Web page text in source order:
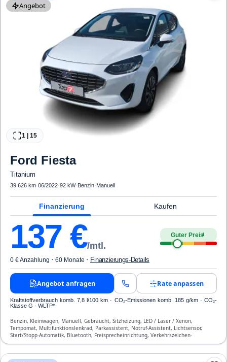
Angebot
1 15
Ford Fiesta
Titanium
39.626 km·06/2022·92 kW· Benzin· Manuell
Finanzierung Kaufen
137 €/mtl.
Guter Preis4
0 € Anzahlung · 60 Monate · Finanzierungs-Details
Angebot anfragen Rate anpassen
Kraftstoffverbrauch komb. 7,8 l/100 km · CO₂-Emissionen komb. 185 g/km · CO₂-
Klasse G · WLTP*
Benzin, Kleinwagen, Manuell, Gebraucht, Sitzheizung, LED / Laser / Xenon,
Tempomat, Multifunktionslenkrad, Parkassistent, Notruf-Assistent, Lichtsensor,
Start/Stopp-Automatik, Bluetooth, Freisprecheinrichtung, Verkehrszeichen-
Erkennung, ESP, ABS, Klimaautomatik, Front-, Seiten- und weitere Airbags